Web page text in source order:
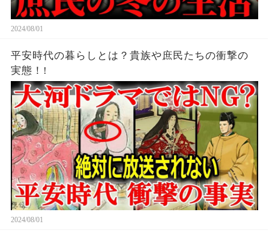
2024/08/01
平安時代の暮らしとは？貴族や庶民たちの衝撃の
実態！!
2024/08/01